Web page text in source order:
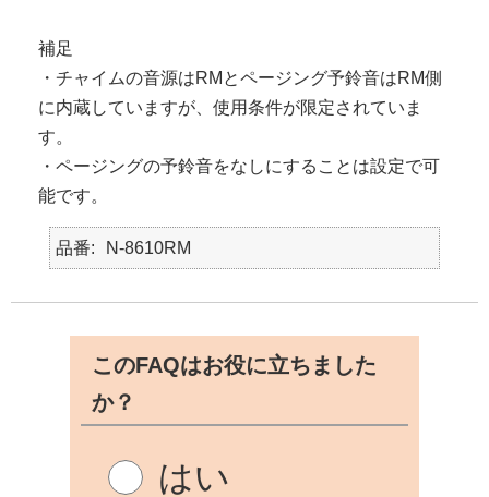
補足
・チャイムの音源はRMとページング予鈴音はRM側
に内蔵していますが、使用条件が限定されていま
す。
・ページングの予鈴音をなしにすることは設定で可
能です。
品番 N-8610RM
このFAQはお役に立ちました
か？
はい